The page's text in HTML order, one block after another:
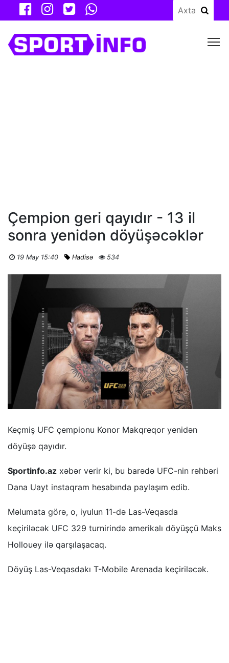
Çempion geri qayıdır - 13 il
sonra yenidən döyüşəcəklər
19 May 15:40 Hadisə 534
Keçmiş UFC çempionu Konor Makqreqor yenidən
döyüşə qayıdır.
Sportinfo.az xəbər verir ki, bu barədə UFC-nin rəhbəri
Dana Uayt instaqram hesabında paylaşım edib.
Məlumata görə, o, iyulun 11-də Las-Veqasda
keçiriləcək UFC 329 turnirində amerikalı döyüşçü Maks
Hollouey ilə qarşılaşacaq.
Döyüş Las-Veqasdakı T-Mobile Arenada keçiriləcək.